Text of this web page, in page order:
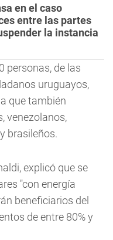
en el caso
entre las partes
la instancia
personas, de las
uruguayos,
que también
venezolanos,
brasileños.
explicó que se
"con energía
beneficiarios del
de entre 80% y